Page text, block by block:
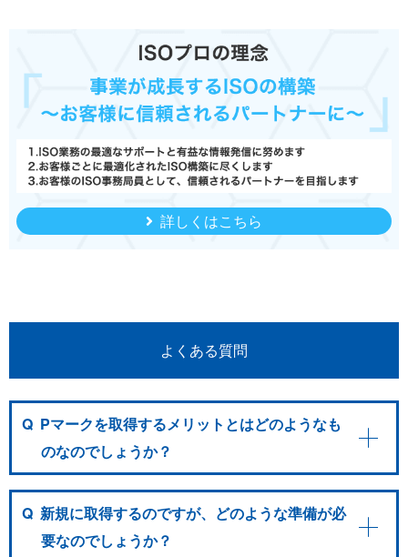
詳しくはこちら
よくある質問
Q Pマークを取得するメリットとはどのようなも
のなのでしょうか？
Q 新規に取得するのですが、どのような準備が必
要なのでしょうか？